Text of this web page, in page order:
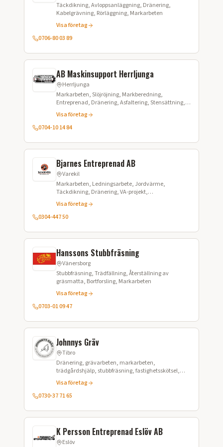
Täckdikning, Avloppsanläggning, Dränering,
Kabelgrävning, Rörläggning, Markarbeten
Visa företag
0706-80 03 89
AB Maskinsupport Herrljunga
Herrljunga
Markarbeten, Slöjröjning, Markberedning,
Entreprenad, Dränering, Asfaltering, Stensättning,
Tomtplanering, Stubbfräsning, Anläggning
Visa företag
0704-10 14 84
Bjarnes Entreprenad AB
Varekil
Markarbeten, Ledningsarbete, Jordvärme,
Täckdikning, Dränering, VA-projekt,
Tryckavloppssystem LTA, Stenspräckning,
Fibergrävning, Sjöförläggning, Styrd borrning
Visa företag
0304-447 50
Hanssons Stubbfräsning
Vänersborg
Stubbfräsning, Trädfällning, Återställning av
gräsmatta, Bortforsling, Markarbeten
Visa företag
0703-01 09 47
Johnnys Gräv
Tibro
Dränering, grävarbeten, markarbeten,
trädgårdshjälp, stubbfräsning, fastighetsskötsel,
snöröjning
Visa företag
0730-37 71 65
K Persson Entreprenad Eslöv AB
Eslöv